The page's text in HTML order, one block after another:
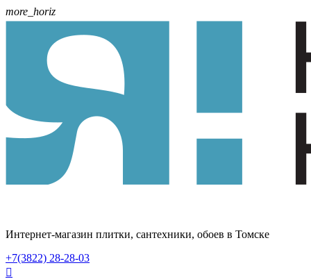
more_horiz
Интернет-магазин плитки, сантехники, обоев в Томске
+7(3822) 28-28-03
